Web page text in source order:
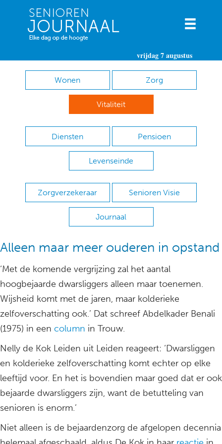
vrijdag 7 augustus
Wonen Zorg
Vitaliteit
Diensten Pensioen
Levenseinde
Zorgverzekeraar Senioren Visie
Journaal
Alleen maar meer ouderen in opstand
‘Met de komende vergrijzing zal het aantal
hoogbejaarde dwarsliggers alleen maar toenemen.
Wijsheid komt met de jaren, maar kolderieke
zelfoverschatting ook.’ Dat schreef Abdelkader Benali
(1975) in een column in Trouw.
Nelly de Kok Leiden uit Leiden reageert: ‘Dwarsliggen
en kolderieke zelfoverschatting komt echter op elke
leeftijd voor. En het is bovendien maar goed dat er ook
bejaarde dwarsliggers zijn, want de betutteling van
senioren is enorm.’
Niet alleen is de bejaardenzorg de afgelopen decennia